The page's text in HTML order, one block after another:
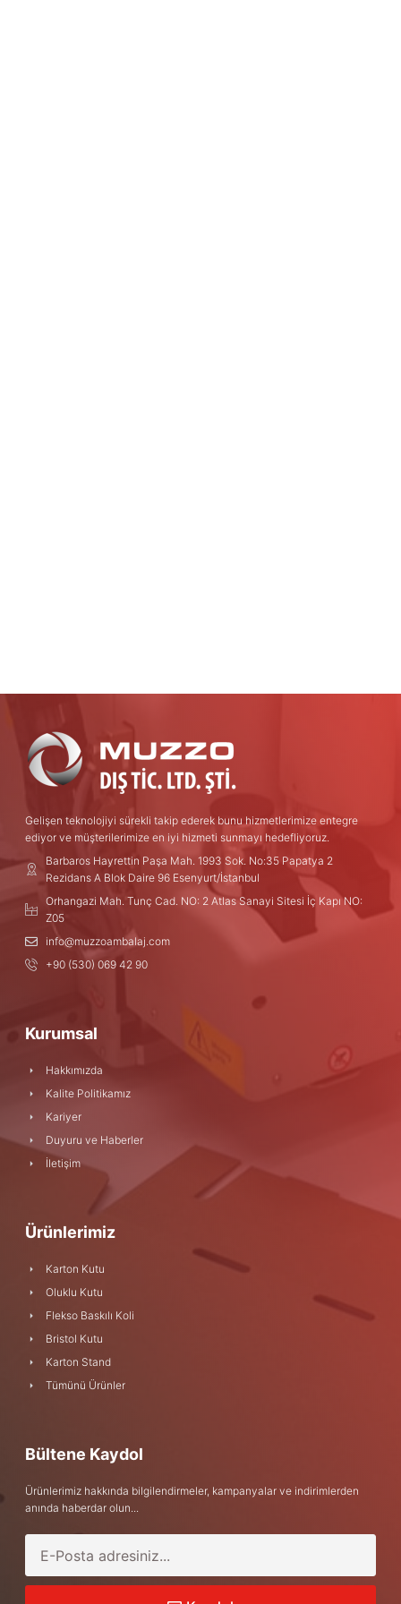
Gelişen teknolojiyi sürekli takip ederek bunu hizmetlerimize entegre
ediyor ve müşterilerimize en iyi hizmeti sunmayı hedefliyoruz.
Barbaros Hayrettin Paşa Mah. 1993 Sok. No:35 Papatya 2
Rezidans A Blok Daire 96 Esenyurt/İstanbul
Orhangazi Mah. Tunç Cad. NO: 2 Atlas Sanayi Sitesi İç Kapı NO:
Z05
info@muzzoambalaj.com
+90 (530) 069 42 90
Kurumsal
Hakkımızda
Kalite Politikamız
Kariyer
Duyuru ve Haberler
İletişim
Ürünlerimiz
Karton Kutu
Oluklu Kutu
Flekso Baskılı Koli
Bristol Kutu
Karton Stand
Tümünü Ürünler
Bültene Kaydol
Ürünlerimiz hakkında bilgilendirmeler, kampanyalar ve indirimlerden
anında haberdar olun...